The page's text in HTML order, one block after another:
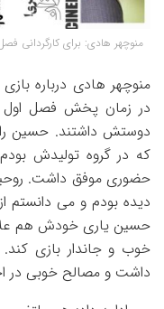
منوچهر هادی: برای کارگردانی
منوچهر هادی درباره
در زمان پخش فصل اول
دوستش داشتند. حسین را
که در گروه تولیدش
حضوری موفق داشت.
دیده بودم و می
حسین یاری خودش هم
خوب و جاندار بازی
داشت و مصالح خوبی در